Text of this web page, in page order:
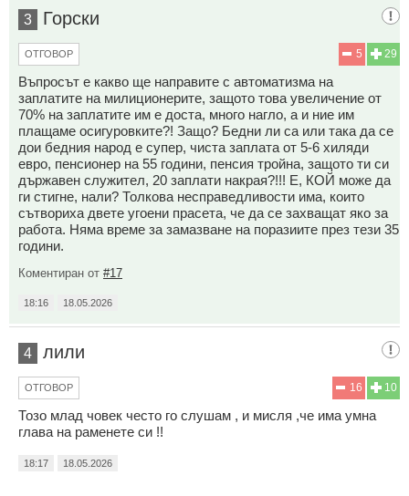
3 Горски
29
5
ОТГОВОР
Въпросът е какво ще направите с автоматизма на
заплатите на милиционерите, защото това увеличение от
70% на заплатите им е доста, много нагло, а и ние им
плащаме осигуровките?! Защо? Бедни ли са или така да се
дои бедния народ е супер, чиста заплата от 5-6 хиляди
евро, пенсионер на 55 години, пенсия тройна, защото ти си
държавен служител, 20 заплати накрая?!!! Е, КОЙ може да
ги стигне, нали? Толкова несправедливости има, които
сътвориха двете угоени прасета, че да се захващат яко за
работа. Няма време за замазване на поразиите през тези 35
години.
Коментиран от #17
18:16 18.05.2026
4 лили
10
16
ОТГОВОР
Тозо млад човек често го слушам , и мисля ,че има умна
глава на раменете си !!
18:17 18.05.2026